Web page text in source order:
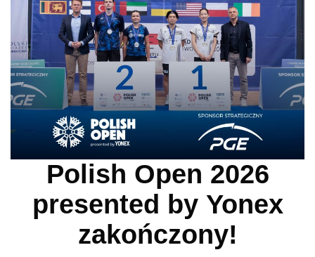
Polish Open 2026
presented by Yonex
zakończony!